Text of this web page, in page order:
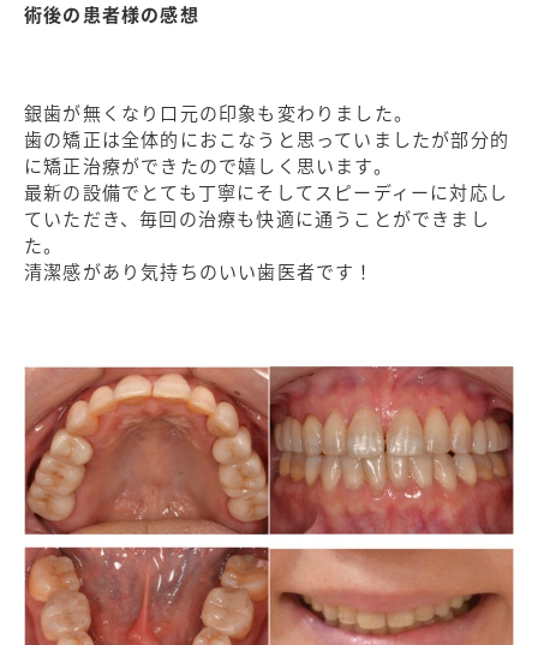
術後の患者様の感想
銀歯が無くなり口元の印象も変わりました。
歯の矯正は全体的におこなうと思っていましたが部分的
に矯正治療ができたので嬉しく思います。
最新の設備でとても丁寧にそしてスピーディーに対応し
ていただき、毎回の治療も快適に通うことができまし
た。
清潔感があり気持ちのいい歯医者です！